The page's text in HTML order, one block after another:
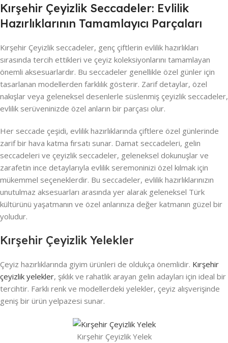
Kırşehir Çeyizlik Seccadeler: Evlilik
Hazırlıklarının Tamamlayıcı Parçaları
Kırşehir Çeyizlik seccadeler, genç çiftlerin evlilik hazırlıkları
sırasında tercih ettikleri ve çeyiz koleksiyonlarını tamamlayan
önemli aksesuarlardır. Bu seccadeler genellikle özel günler için
tasarlanan modellerden farklılık gösterir. Zarif detaylar, özel
nakışlar veya geleneksel desenlerle süslenmiş çeyizlik seccadeler,
evlilik serüveninizde özel anların bir parçası olur.
Her seccade çeşidi, evlilik hazırlıklarında çiftlere özel günlerinde
zarif bir hava katma fırsatı sunar. Damat seccadeleri, gelin
seccadeleri ve çeyizlik seccadeler, geleneksel dokunuşlar ve
zarafetin ince detaylarıyla evlilik seremoninizi özel kılmak için
mükemmel seçeneklerdir. Bu seccadeler, evlilik hazırlıklarınızın
unutulmaz aksesuarları arasında yer alarak geleneksel Türk
kültürünü yaşatmanın ve özel anlarınıza değer katmanın güzel bir
yoludur.
Kırşehir Çeyizlik Yelekler
Çeyiz hazırlıklarında giyim ürünleri de oldukça önemlidir. Kırşehir
çeyizlik yelekler, şıklık ve rahatlık arayan gelin adayları için ideal bir
tercihtir. Farklı renk ve modellerdeki yelekler, çeyiz alışverişinde
geniş bir ürün yelpazesi sunar.
Kırşehir Çeyizlik Yelek